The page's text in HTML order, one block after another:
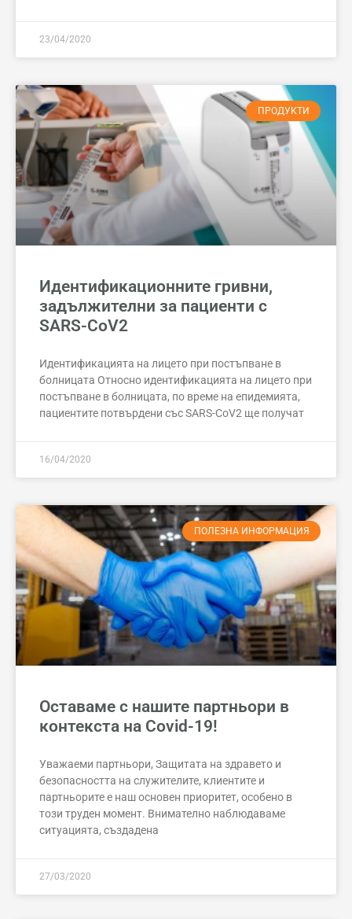
23/04/2020
ПРОДУКТИ
Идентификационните гривни,
задължителни за пациенти с
SARS-CoV2
Идентификацията на лицето при постъпване в
болницата Относно идентификацията на лицето при
постъпване в болницата, по време на епидемията,
пациентите потвърдени със SARS-CoV2 ще получат
16/04/2020
ПОЛЕЗНА ИНФОРМАЦИЯ
Оставаме с нашите партньори в
контекста на Covid-19!
Уважаеми партньори, Защитата на здравето и
безопасността на служителите, клиентите и
партньорите е наш основен приоритет, особено в
този труден момент. Внимателно наблюдаваме
ситуацията, създадена
27/03/2020